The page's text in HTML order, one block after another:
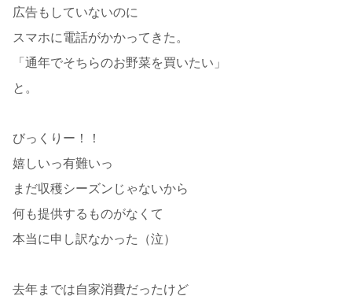
広告もしていないのに
スマホに電話がかかってきた。
「通年でそちらのお野菜を買いたい」
と。
びっくりー！！
嬉しいっ有難いっ
まだ収穫シーズンじゃないから
何も提供するものがなくて
本当に申し訳なかった（泣）
去年までは自家消費だったけど